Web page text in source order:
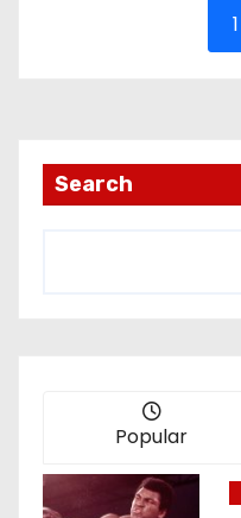
1
Search
Popular